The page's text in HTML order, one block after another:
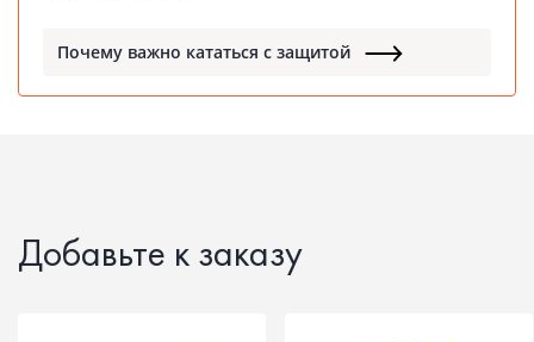
Почему важно кататься с защитой
Добавьте к заказу